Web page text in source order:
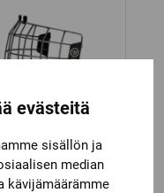
evästeitä
sisällön ja
median
kävijämäärämme
Warrior
FM ALPHA